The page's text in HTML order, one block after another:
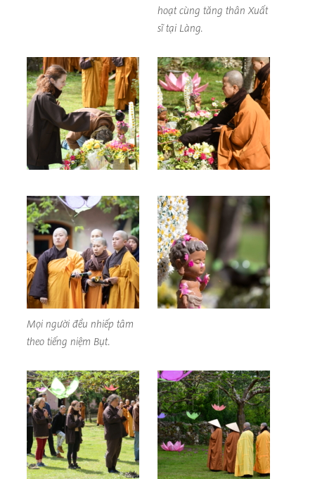
hoạt cùng tăng thân Xuất
sĩ tại Làng.
Mọi người đều nhiếp tâm
theo tiếng niệm Bụt.